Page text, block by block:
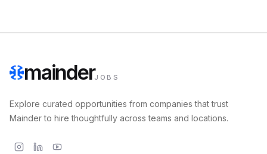
mainderJOBS
Explore curated opportunities from companies that trust
Mainder to hire thoughtfully across teams and locations.